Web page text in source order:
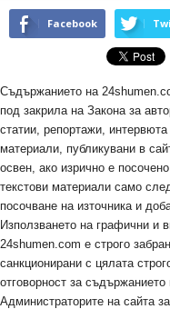
Facebook
Съдържанието на
под закрила на Закона за
статии, репортажи,
материали, публикувани в
освен, ако изрично е
текстови материали само
посочване на източника и
Използването на графични и
24shumen.com е строго
санкционирани с цялата
отговорност за съдържанието
Администраторите на сайта